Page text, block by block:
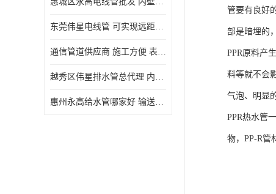
东莞伟星电线管 可实现远距离通信 频率稳定性好
通信管道供应商 施工方便 表面电阻系数大
越秀区伟星排水管总代理 内部表面光滑 大功率 效率高
惠州永高给水管哪家好 输送能力强 方便施工和运输
管要有良好
部是暗埋的
PPR原料产
料等就不会
气泡、明显
PPR热水管
物，PP-R管